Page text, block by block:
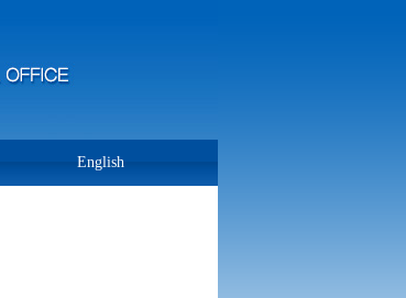
English